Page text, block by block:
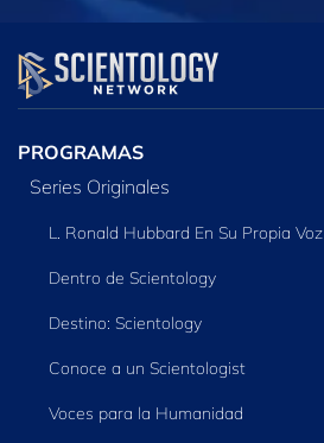
VE
PROGRAMAS
Series Originales
L. Ronald Hubbard En Su Propia Voz
Dentro de Scientology
Destino: Scientology
Conoce a un Scientologist
Voces para la Humanidad